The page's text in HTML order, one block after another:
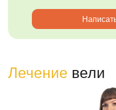
Лечение вели